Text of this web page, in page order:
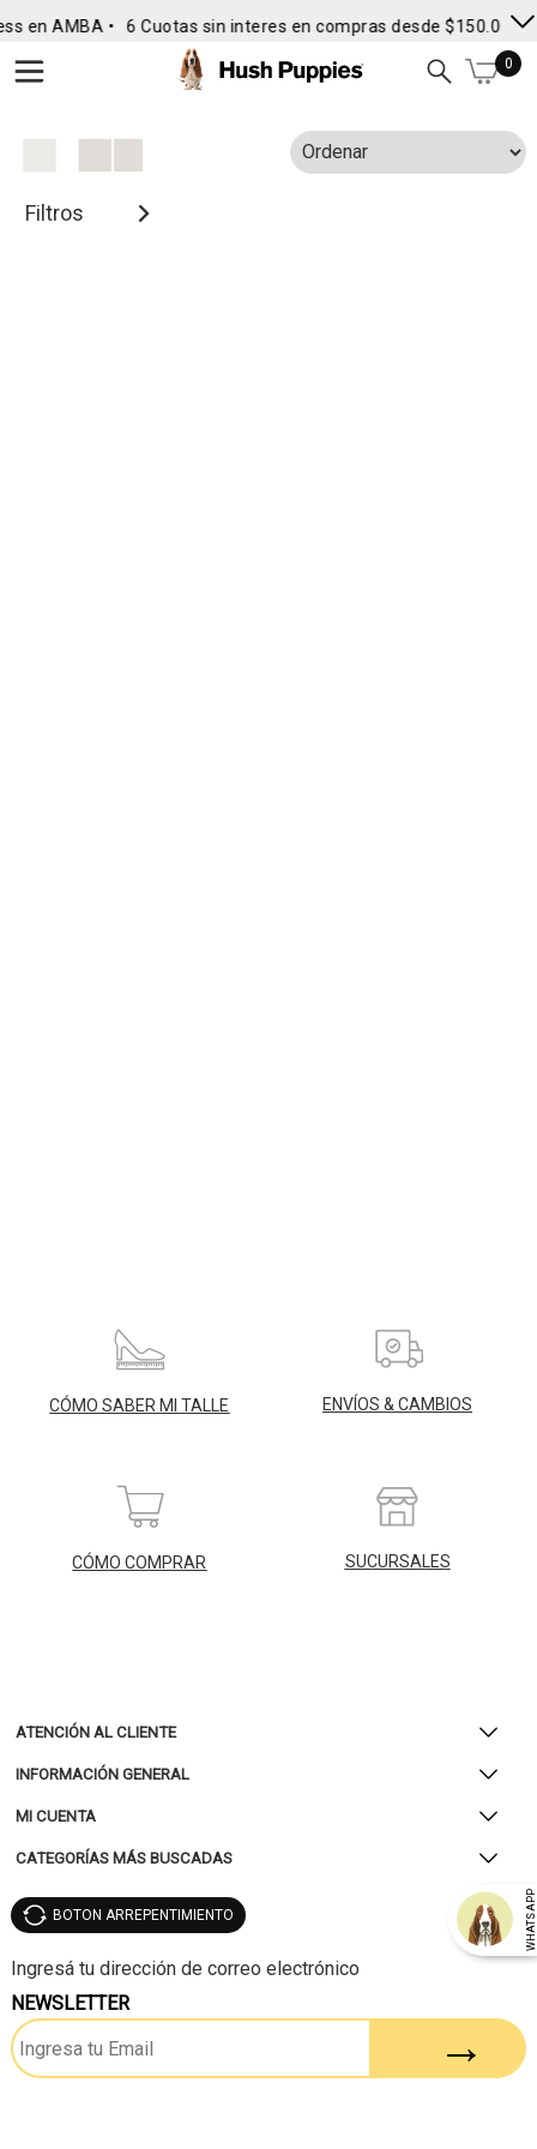
en AMBA • 6 Cuotas sin interes en compras desde $150.000
0
Filtros
CÓMO SABER MI TALLE ENVÍOS & CAMBIOS
CÓMO COMPRAR SUCURSALES
ATENCIÓN AL CLIENTE
INFORMACIÓN GENERAL
MI CUENTA
CATEGORÍAS MÁS BUSCADAS
WHATSAPP
BOTON ARREPENTIMIENTO
NEWSLETTER